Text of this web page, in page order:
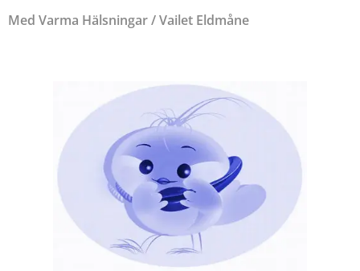
Med Varma Hälsningar / Vailet Eldmåne